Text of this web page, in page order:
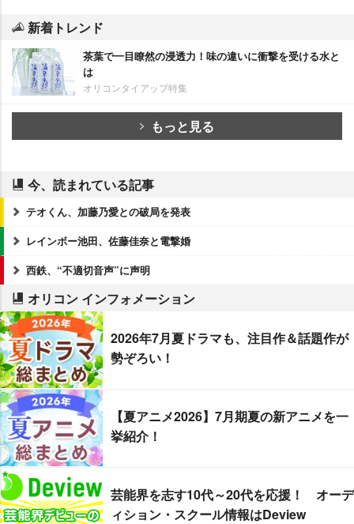
新着トレンド
茶葉で一目瞭然の浸透力！味の違いに衝撃を受ける水と
は
オリコンタイアップ特集
もっと見る
今、読まれている記事
テオくん、加藤乃愛との破局を発表
レインボー池田、佐藤佳奈と電撃婚
西鉄、“不適切音声”に声明
オリコン インフォメーション
2026年7月夏ドラマも、注目作＆話題作が
勢ぞろい！
【夏アニメ2026】7月期夏の新アニメを一
挙紹介！
芸能界を志す10代～20代を応援！ オーデ
ィション・スクール情報はDeview